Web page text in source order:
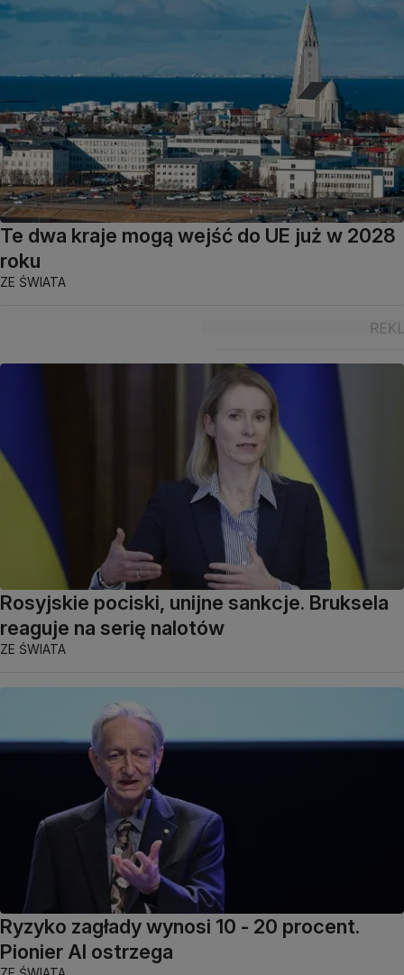
Te dwa kraje mogą wejść do UE już w 2028
roku
ZE ŚWIATA
Rosyjskie pociski, unijne sankcje. Bruksela
reaguje na serię nalotów
ZE ŚWIATA
Ryzyko zagłady wynosi 10 - 20 procent.
Pionier AI ostrzega